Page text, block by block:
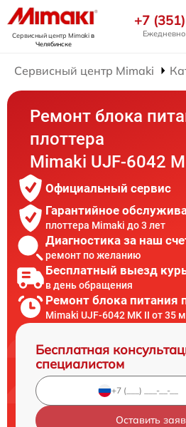
Сервисный центр Mimakiв
Челябинске
+7
Сервисный центр Mimaki
Ремонт блока
плоттера
Mimaki UJF-6042
Официальный сервис
Гарантийное
плоттера Mimaki до 3 лет
Диагностика за наш
ремонт по желанию
Бесплатный выезд
в день обращения
Ремонт блока питания
Mimaki UJF-6042 MK II от 35
Бесплатная
специалистом
Оставить